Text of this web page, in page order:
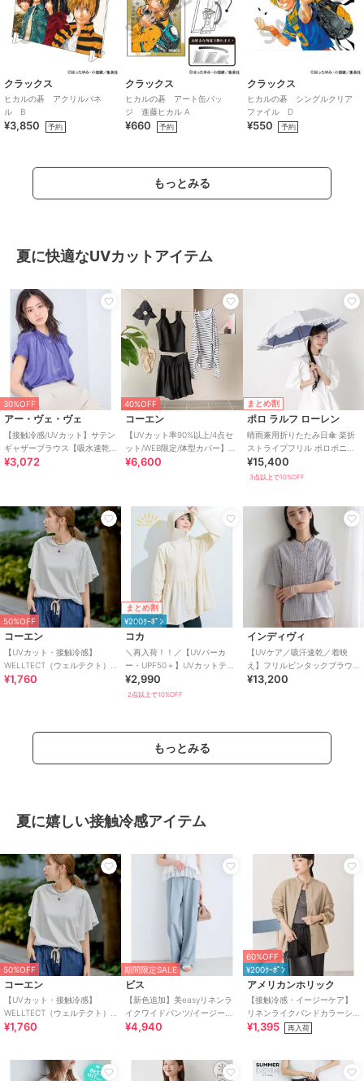
クラックス
ヒカルの碁 アクリルパネ
ル B
¥3,850 予約
クラックス
ヒカルの碁 アート缶バッ
ジ 進藤ヒカル A
¥660 予約
クラックス
ヒカルの碁 シングルクリア
ファイル D
¥550 予約
もっとみる
夏に快適なUVカットアイテム
30%OFF
アー・ヴェ・ヴェ
【接触冷感/UVカット】サテン
ギャザーブラウス【吸水速乾/
イージーケア】
¥3,072
40%OFF
コーエン
【UVカット率90%以上/4点セ
ット/WEB限定/体型カバー】シ
ュシュ付きアソートスイムウ
¥6,600
まとめ割
ポロ ラルフ ローレン
晴雨兼用折りたたみ日傘 楽折
ストライプフリル ポロポニー
ワンポイント 遮光 遮熱 UV
¥15,400
3点以上で10%OFF
50%OFF
コーエン
【UVカット・接触冷感】
WELLTECT（ウェルテクト）
USAコットン フレアスリーブ
¥1,760
まとめ割
¥200ｸｰﾎﾟﾝ
コカ
＼再入荷！！／【UVパーカ
ー・UPF50＋】UVカットティ
アードパーカー 全4色
¥2,990
2点以上で10%OFF
インディヴィ
【UVケア／吸汗速乾／着映
え】フリルピンタックブラウ
ス
¥13,200
もっとみる
夏に嬉しい接触冷感アイテム
50%OFF
コーエン
【UVカット・接触冷感】
WELLTECT（ウェルテクト）
USAコットン フレアスリーブ
¥1,760
期間限定SALE
ビス
【新色追加】美easyリネンラ
イクワイドパンツ/イージーケ
ア・接触冷感・セットアップ
¥4,940
60%OFF
¥200ｸｰﾎﾟﾝ
アメリカンホリック
【接触冷感・イージーケア】
リネンライクバンドカラーシ
ャツ
¥1,395 再入荷